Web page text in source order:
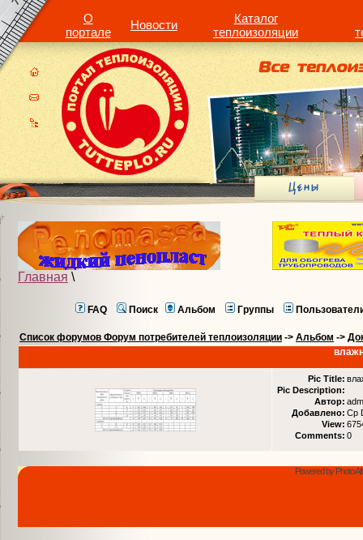
О
портале
Новости
Каталог
теплоизоляции
Главная \
FAQ Поиск Альбом Группы
Список форумов Форум потребителей теплоизоляции -> Альбом ->
Pic Title:
Pic Description:
Автор:
Добавлено: Ср
View:
Comments: 0
Powered by Photo